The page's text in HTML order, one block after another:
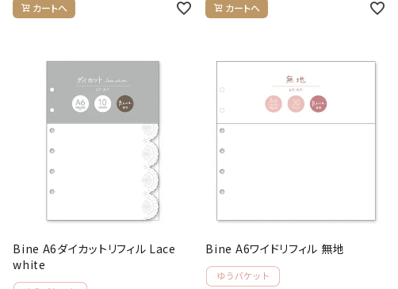
カートへ カートへ
Bine A6ダイカットリフィル Lace
white
Bine A6ワイドリフィル 無地